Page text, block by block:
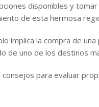
disponibles y
de esta hermosa
implica la compra de
de uno de los destinos
para evaluar